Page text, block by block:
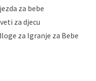
Napominjemo
ili djelomice,
Vaših osobnih
podnijeti poštom na
na adresu:
za bebe
za djecu
za Igranje za Bebe